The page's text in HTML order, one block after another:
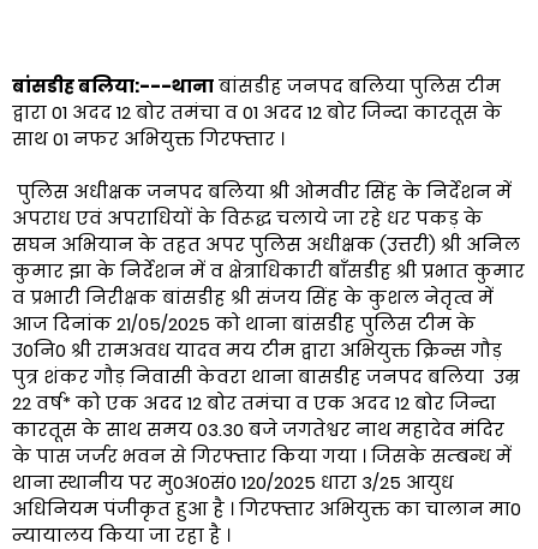
बांसडीह बलिया:---थानाबांसडीह जनपद बलिया पुलिस टीम
द्वारा 01 अदद 12 बोर तमंचा व 01 अदद 12 बोर जिन्दा कारतूस के
साथ 01 नफर अभियुक्त गिरफ्तार ।
पुलिस अधीक्षक जनपद बलिया श्री ओमवीर सिंह के निर्देशन में
अपराध एवं अपराधियों के विरूद्ध चलाये जा रहे धर पकड़ के
सघन अभियान के तहत अपर पुलिस अधीक्षक (उत्तरी) श्री अनिल
कुमार झा के निर्देशन में व क्षेत्राधिकारी बाँसडीह श्री प्रभात कुमार
व प्रभारी निरीक्षक बांसडीह श्री संजय सिंह के कुशल नेतृत्व में
आज दिनांक 21/05/2025 को थाना बांसडीह पुलिस टीम के
उ0नि0 श्री रामअवध यादव मय टीम द्वारा अभियुक्त क्रिन्स गौड़
पुत्र शंकर गौड़ निवासी केवरा थाना बासडीह जनपद बलिया उम्र
22 वर्ष* को एक अदद 12 बोर तमंचा व एक अदद 12 बोर जिन्दा
कारतूस के साथ समय 03.30 बजे जगतेश्वर नाथ महादेव मंदिर
के पास जर्जर भवन से गिरफ्तार किया गया । जिसके सम्बन्ध में
थाना स्थानीय पर मु0अ0सं0 120/2025 धारा 3/25 आयुध
अधिनियम पंजीकृत हुआ है । गिरफ्तार अभियुक्त का चालान मा0
न्यायालय किया जा रहा है ।